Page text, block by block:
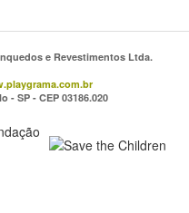
e Revestimentos Ltda.
- SP - CEP 03186.020